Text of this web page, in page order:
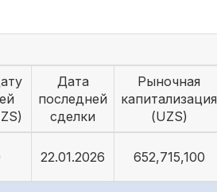
Дата
последней
сделки
Рыночная
капитализация
(UZS)
22.01.2026 652,715,100